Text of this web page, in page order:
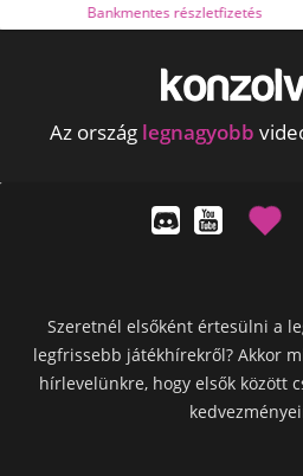
Bankmentes részletfizetés
Az ország legnagyobb
Szeretnél elsőként értesülni a
legfrissebb játékhírekről? Akkor
hírlevelünkre, hogy elsők között